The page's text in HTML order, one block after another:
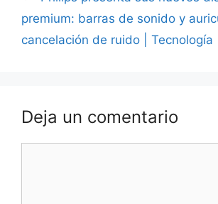
premium: barras de sonido y
cancelación de ruido | Tecnología
Deja un comentario